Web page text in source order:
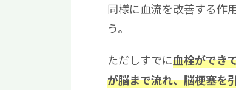
同様に血流を改善する作
う。
ただしすでに血栓ができ
が脳まで流れ、脳梗塞を